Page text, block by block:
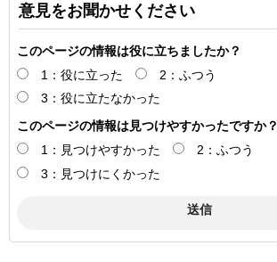
意見をお聞かせください
このページの情報は役に立ちましたか？
1：役に立った
2：ふつう
3：役に立たなかった
このページの情報は見つけやすかったですか？
1：見つけやすかった
2：ふつう
3：見つけにくかった